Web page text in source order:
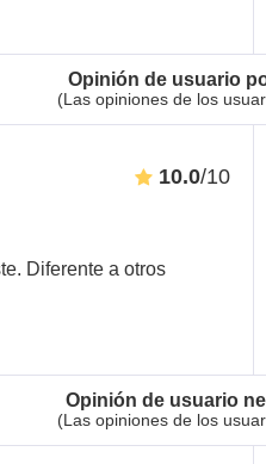
Opinión de usuario
(Las opiniones de los
Opinión de usuario
(Las opiniones de los
10.0/10
Diferente a otros